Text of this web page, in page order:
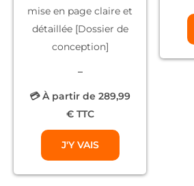
mise en page claire et
détaillée [Dossier de
conception]
–
💳 À partir de 289,99
€ TTC
J'Y VAIS